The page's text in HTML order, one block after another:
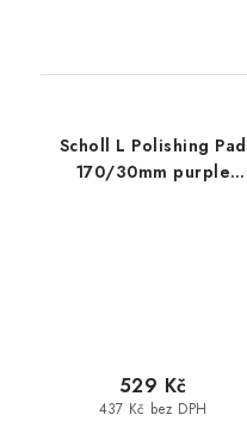
Scholl L Polishing Pad
170/30mm purple
437 Kč bez DPH
529 Kč